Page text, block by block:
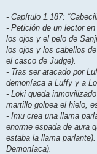
- Capítulo 1.187:
- Petición de un lector
los ojos y el pelo de
los ojos y los cabellos
el casco de Judge).
- Tras ser atacado por
demoníaca a Luffy y a
- Loki queda
martillo golpea el hielo,
- Imu crea una llama
enorme espada de aura
estaba la llama
Demoníaca).